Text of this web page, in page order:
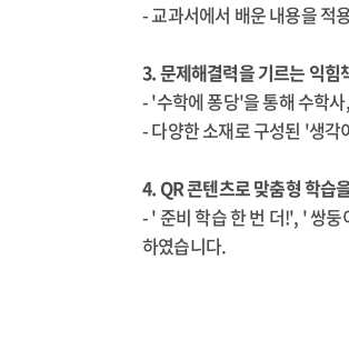
- 교과서에서 배운 내용을 적
3. 문제해결력을 기르는 익힘
- '수학에 퐁당'을 통해 수학
- 다양한 소재로 구성된 '생각
4. QR 콘텐츠로 맞춤형 학습
- ' 준비 학습 한 번 더!', ' 쌍
하였습니다.